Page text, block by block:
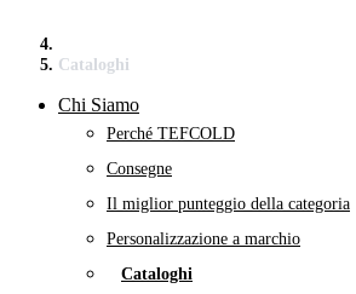
Cataloghi
Chi Siamo
Perché TEFCOLD
Consegne
Il miglior punteggio della categoria
Personalizzazione a marchio
Cataloghi